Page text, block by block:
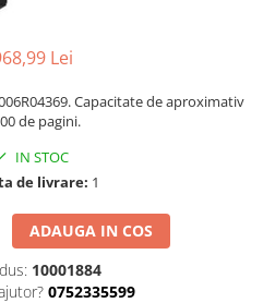
Lei
Capacitate de aproximativ
de pagini.
IN STOC
de livrare: 1
ADAUGA IN COS
10001884
0752335599